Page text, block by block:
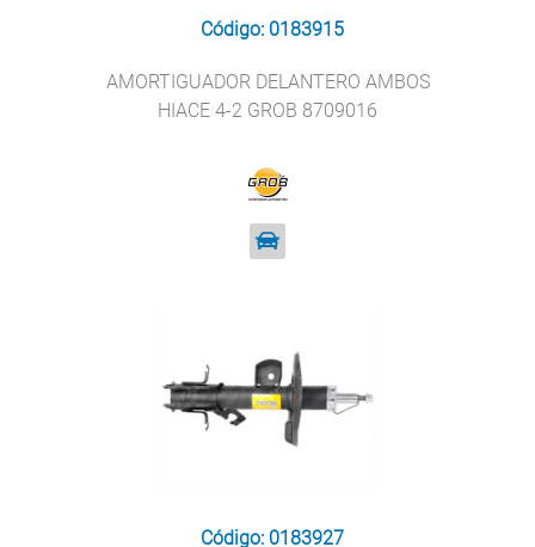
Código: 0183915
AMORTIGUADOR DELANTERO AMBOS
HIACE 4-2 GROB 8709016
Código: 0183927